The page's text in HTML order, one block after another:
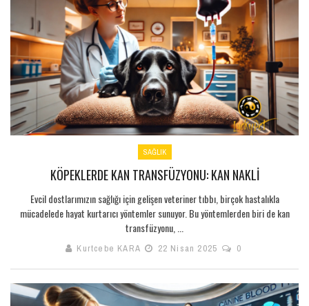
SAĞLIK
KÖPEKLERDE KAN TRANSFÜZYONU: KAN NAKLI
Evcil dostlarımızın sağlığı için gelişen veteriner tıbbı, birçok hastalıkla
mücadelede hayat kurtarıcı yöntemler sunuyor. Bu yöntemlerden biri de kan
transfüzyonu, ...
Kurtcebe KARA 22 Nisan 2025 0